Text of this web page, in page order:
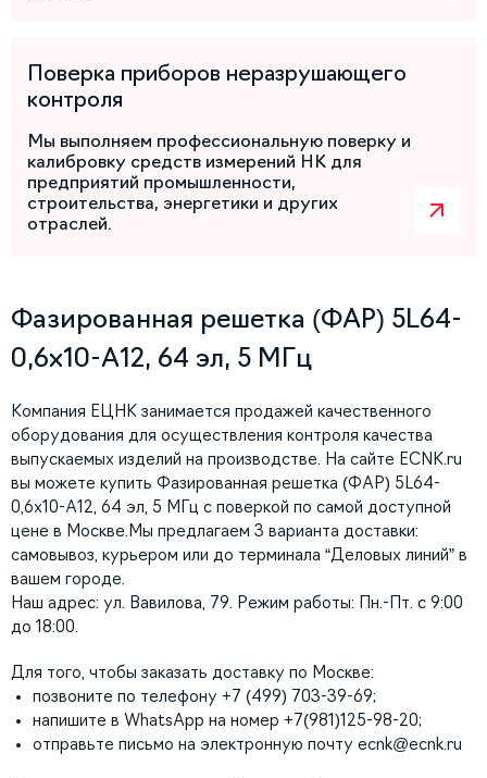
Поверка приборов неразрушающего
контроля
Мы выполняем профессиональную поверку и
калибровку средств измерений НК для
предприятий промышленности,
строительства, энергетики и других
отраслей.
Фазированная решетка (ФАР) 5L64-
0,6х10-A12, 64 эл, 5 МГц
Компания ЕЦНК занимается продажей качественного
оборудования для осуществления контроля качества
выпускаемых изделий на производстве. На сайте ECNK.ru
вы можете купить Фазированная решетка (ФАР) 5L64-
0,6х10-A12, 64 эл, 5 МГц с поверкой по самой доступной
цене в Москве.Мы предлагаем 3 варианта доставки:
самовывоз, курьером или до терминала “Деловых линий” в
вашем городе.
Наш адрес: ул. Вавилова, 79. Режим работы: Пн.-Пт. с 9:00
до 18:00.
Для того, чтобы заказать доставку по Москве:
позвоните по телефону +7 (499) 703-39-69;
напишите в WhatsApp на номер +7(981)125-98-20;
отправьте письмо на электронную почту ecnk@ecnk.ru